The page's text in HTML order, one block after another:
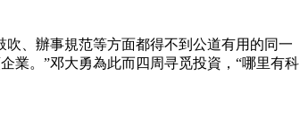
、辦事規范等方面都得不到公道有用的同一
業。”邓大勇為此而四周寻觅投資，“哪里有科